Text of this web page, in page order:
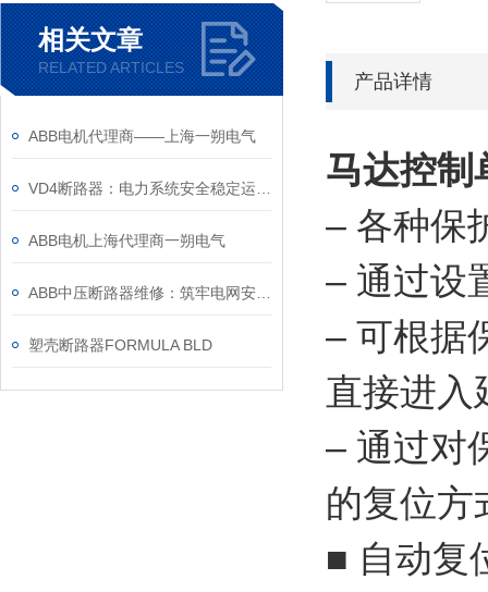
相关文章
RELATED ARTICLES
ABB电机代理商——上海一朔电气
ABB电机上海代理商一朔电气
塑壳断路器FORMULA BLD
产品详情
马达控制
– 各种保
– 通过设
– 可根据
直接进入
– 通过对
的复位方
■ 自动复